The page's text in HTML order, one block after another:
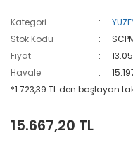
Kategori
Stok Kodu
Fiyat
Havale
*1.723,39 TL den başlayan
15.667,20 TL